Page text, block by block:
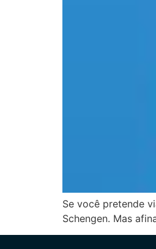
Se você pretende
Schengen. Mas